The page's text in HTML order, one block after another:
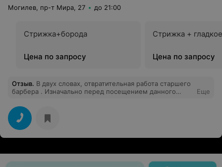
Могилев, пр-т Мира, 27 до 21:00
Стрижка+борода
Цена по запросу
Стрижка +
Цена по запросу
Отзыв. В двух словах, отвратительная работа старшего
барбера . Изначально перед посещением данного
хотим ,нам дали ответ что все сделают так как надо .У
нас был очень хороший исходник (по длине волос ).По
итогу обкромсали со всех сторон это даже стрижкой
не назовешь .Не кому не рекомендую идти в данное
заведение. Не умеете делать сложные стрижки ,не
хотели 4 фото то что сделали. Разочарование полное
…..!!!
Еще